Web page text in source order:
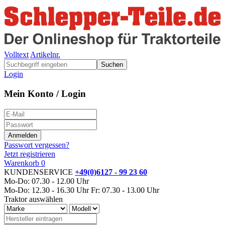
Volltext Artikelnr.
Suchen
Login
Mein Konto / Login
Passwort vergessen?
Jetzt registrieren
Warenkorb 0
KUNDENSERVICE +49(0)6127 - 99 23 60
Mo-Do: 07.30 - 12.00 Uhr
Mo-Do: 12.30 - 16.30 Uhr Fr: 07.30 - 13.00 Uhr
Traktor auswählen